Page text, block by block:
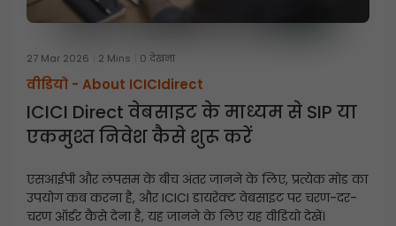
27 Mar 2026 2 Mins 0 देखना
वीडियो - About ICICIdirect
ICICI Direct वेबसाइट के माध्यम से SIP या
एकमुश्त निवेश कैसे शुरू करें
एसआईपी और लंपसम के बीच अंतर जानने के लिए, प्रत्येक मोड का
उपयोग कब करना है, और ICICI डायरेक्ट वेबसाइट पर चरण-दर-
चरण ऑर्डर कैसे देना है, यह जानने के लिए यह वीडियो देखें।